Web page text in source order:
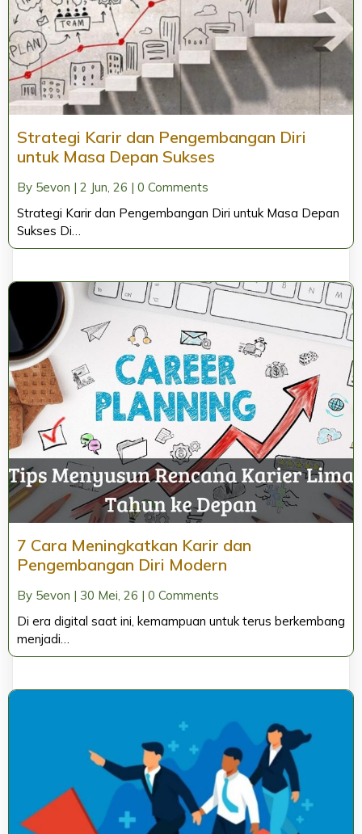
Strategi Karir dan Pengembangan Diri
untuk Masa Depan Sukses
By 5evon | 2 Jun, 26 | 0 Comments
Strategi Karir dan Pengembangan Diri untuk Masa Depan
Sukses Di…
7 Cara Meningkatkan Karir dan
Pengembangan Diri Modern
By 5evon | 30 Mei, 26 | 0 Comments
Di era digital saat ini, kemampuan untuk terus berkembang
menjadi…